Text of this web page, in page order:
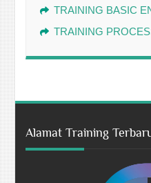
TRAINING BASIC
TRAINING
Alamat Training